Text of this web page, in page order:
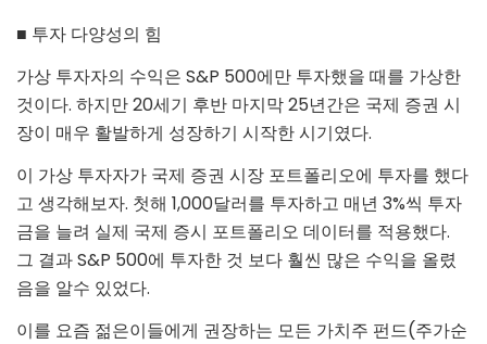
■ 투자 다양성의 힘
가상 투자자의 수익은 S&P 500에만 투자했을 때를 가상한
것이다. 하지만 20세기 후반 마지막 25년간은 국제 증권 시
장이 매우 활발하게 성장하기 시작한 시기였다.
이 가상 투자자가 국제 증권 시장 포트폴리오에 투자를 했다
고 생각해보자. 첫해 1,000달러를 투자하고 매년 3%씩 투자
금을 늘려 실제 국제 증시 포트폴리오 데이터를 적용했다.
그 결과 S&P 500에 투자한 것 보다 훨씬 많은 수익을 올렸
음을 알수 있었다.
이를 요즘 젊은이들에게 권장하는 모든 가치주 펀드(주가순